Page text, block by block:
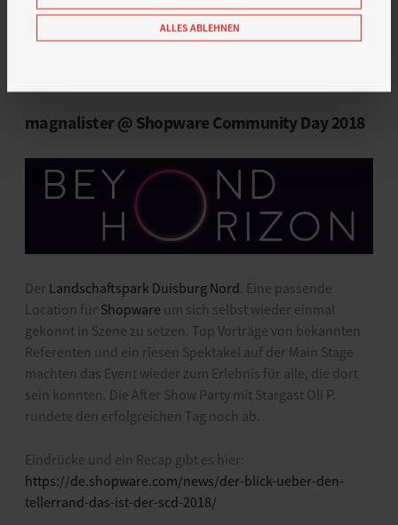
ALLES ABLEHNEN
Eine Übersicht zu allen relevanten Themen auch vom
Händlerbund
magnalister @ Shopware Community Day 2018
Der Landschaftspark Duisburg Nord . Eine passende
Location für Shopware um sich selbst wieder einmal
gekonnt in Szene zu setzen. Top Vorträge von bekannten
Referenten und ein riesen Spektakel auf der Main Stage
machten das Event wieder zum Erlebnis für alle, die dort
sein konnten. Die After Show Party mit Stargast Oli P.
rundete den erfolgreichen Tag noch ab.
Eindrücke und ein Recap gibt es hier:
https://de.shopware.com/news/der-blick-ueber-den-
tellerrand-das-ist-der-scd-2018/